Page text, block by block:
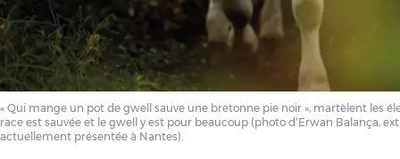
« Qui mange un pot de gwell sauve une bretonne pie noir », martèlent les
race est sauvée et le gwell y est pour beaucoup (photo d’Erwan Balança,
actuellement présentée à Nantes).